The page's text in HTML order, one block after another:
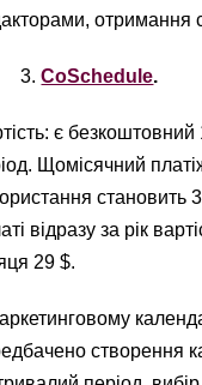
отримання
CoSchedule.
є
Щомісячний
становить
відразу за рік
29 $.
створення